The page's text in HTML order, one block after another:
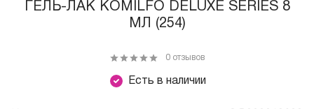
ГЕЛЬ-ЛАК KOMILFO DELUXE SERIES 8
МЛ (254)
Есть в наличии
0 отзывов